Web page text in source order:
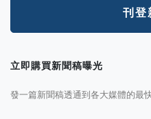
刊登
立即購買新聞稿曝光
發一篇新聞稿透通到各大媒體的最